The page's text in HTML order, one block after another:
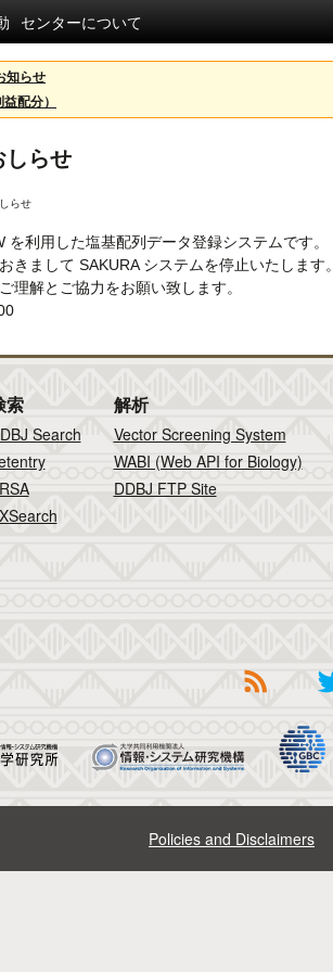
センターについて
知らせ
配分）
しらせ
しらせ
利用した塩基配列データ登録システムです。
きまして SAKURA システムを停止いたします。
理解とご協力をお願い致します。
索
Search
解析
Vector Screening System
WABI (Web API for Biology)
DDBJ FTP Site
Policies and Disclaimers